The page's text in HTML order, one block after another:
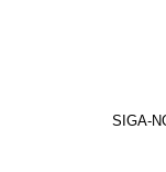
SIGA-